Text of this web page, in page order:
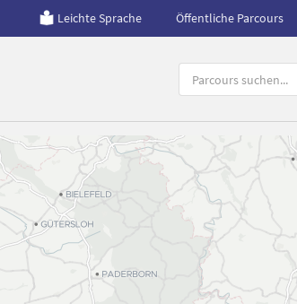
Leichte Sprache Öffentliche Parcours